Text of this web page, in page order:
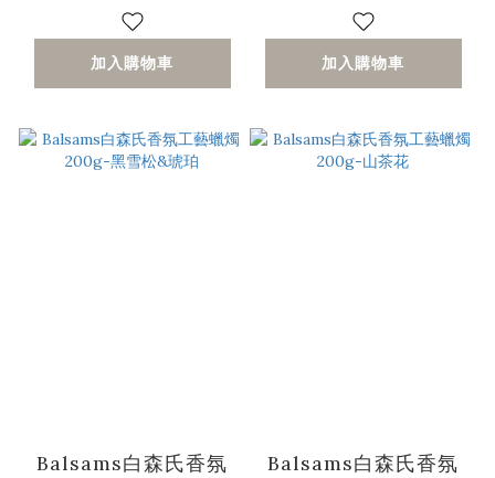
加入購物車 加入購物車
Balsams白森氏香氛
Balsams白森氏香氛